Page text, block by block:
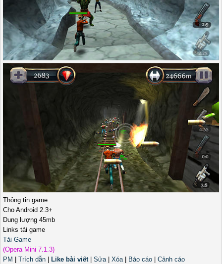
Thông tin game
Cho Android 2.3+
Dung lượng 45mb
Links tải game
Tải Game
(Opera Mini 7.1.3)
PM
Trích dẫn Like bài viết| Sửa| Xóa| Báo cáo
Cảnh cáo